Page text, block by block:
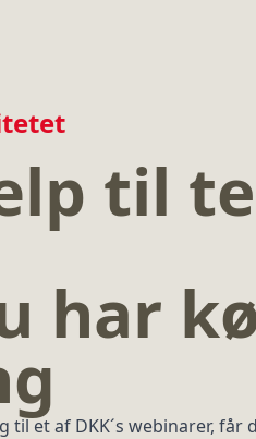
til
har
til et af DKK´s webinarer, får